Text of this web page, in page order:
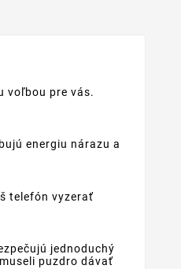
voľbou pre vás.
energiu nárazu a
telefón vyzerať
jednoduchý
puzdro dávať